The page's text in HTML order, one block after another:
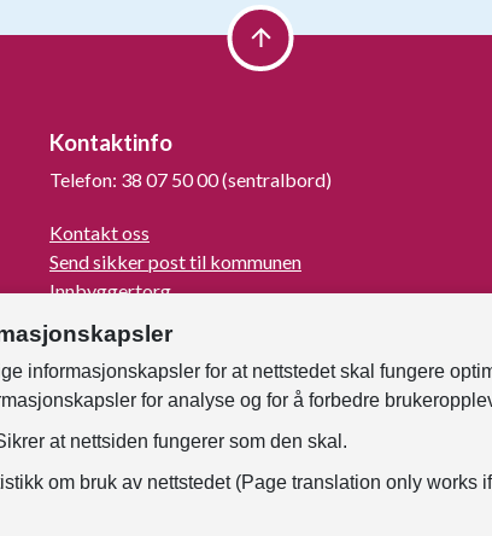
Kontaktinfo
Telefon: 38 07 50 00 (sentralbord)
Kontakt oss
Send sikker post til kommunen
Innbyggertorg
Turistinformasjon
For mediene
Kunngjøringer og høringer
Om Kristiansand
Faktura til kommunen
informasjonskapsler for at nettstedet skal fungere
for analyse og for å forbedre
at nettsiden fungerer som den skal.
om bruk av nettstedet (Page translation only works